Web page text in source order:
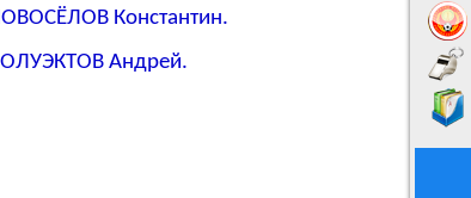
Константин.
Андрей.